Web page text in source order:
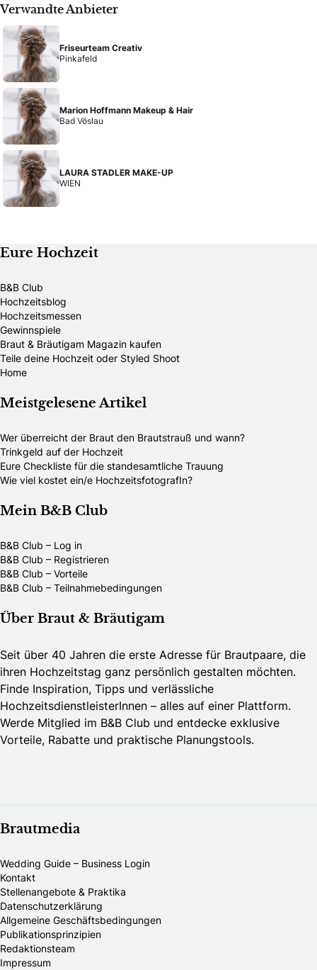
Verwandte Anbieter
Friseurteam Creativ
Pinkafeld
Marion Hoffmann Makeup & Hair
Bad Vöslau
LAURA STADLER MAKE-UP
WIEN
Eure Hochzeit
B&B Club
Hochzeitsblog
Hochzeitsmessen
Gewinnspiele
Braut & Bräutigam Magazin kaufen
Teile deine Hochzeit oder Styled Shoot
Home
Meistgelesene Artikel
Wer überreicht der Braut den Brautstrauß und wann?
Trinkgeld auf der Hochzeit
Eure Checkliste für die standesamtliche Trauung
Wie viel kostet ein/e HochzeitsfotografIn?
Mein B&B Club
B&B Club – Log in
B&B Club – Registrieren
B&B Club – Vorteile
B&B Club – Teilnahmebedingungen
Über Braut & Bräutigam
Seit über 40 Jahren die erste Adresse für Brautpaare, die
ihren Hochzeitstag ganz persönlich gestalten möchten.
Finde Inspiration, Tipps und verlässliche
HochzeitsdienstleisterInnen – alles auf einer Plattform.
Werde Mitglied im B&B Club und entdecke exklusive
Vorteile, Rabatte und praktische Planungstools.
Brautmedia
Wedding Guide – Business Login
Kontakt
Stellenangebote & Praktika
Datenschutzerklärung
Allgemeine Geschäftsbedingungen
Publikationsprinzipien
Redaktionsteam
Impressum